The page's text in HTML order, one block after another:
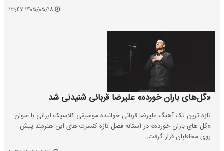
«گل‌های باران خورده» علیرضا قربانی شنیدنی شد
تازه ترین تک آهنگ علیرضا قربانی خواننده موسیقی کلاسیک ایرانی با عنوان
«گل های باران خورده» در آستانه فصل تازه کنسرت های این هنرمند پیش
روی مخاطبان قرار گرفت.